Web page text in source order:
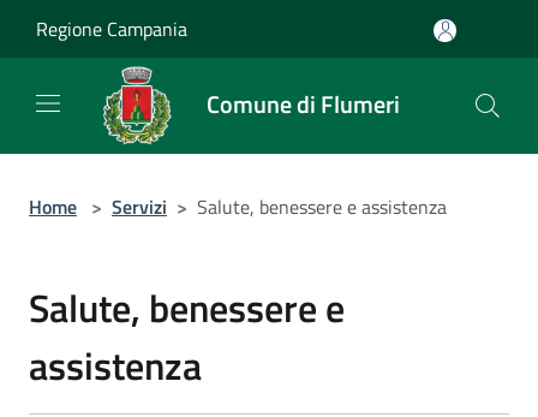
Regione Campania
Comune di Flumeri
Home > Servizi > Salute, benessere e assistenza
Salute, benessere e
assistenza